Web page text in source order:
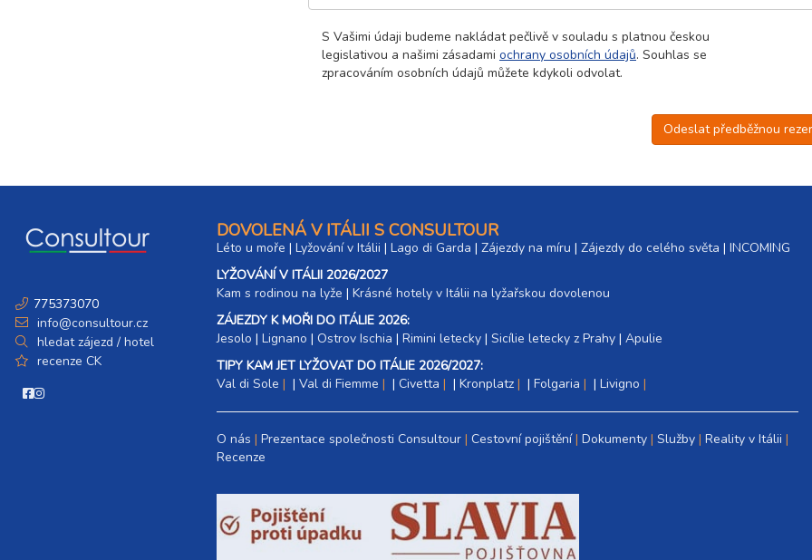
S Vašimi údaji budeme nakládat pečlivě v souladu s platnou českou
legislativou a našimi zásadami ochrany osobních údajů. Souhlas se
zpracováním osobních údajů můžete kdykoli odvolat.
Odeslat předběžnou
775373070
info@consultour.cz
hledat zájezd / hotel
recenze CK
DOVOLENÁ V ITÁLII S CONSULTOUR
Léto u moře | Lyžování v Itálii | Lago di Garda | Zájezdy na míru | Zájezdy do celého světa | INCOMING
LYŽOVÁNÍ V ITÁLII 2026/2027
Kam s rodinou na lyže |​ Krásné hotely v Itálii na lyžařskou dovolenou
ZÁJEZDY K MOŘI DO ITÁLIE 2026:
Jesolo | Lignano | Ostrov Ischia | Rimini letecky | Sicílie letecky z Prahy | Apulie
TIPY KAM JET LYŽOVAT DO ITÁLIE 2026/2027:
Val di Sole
| Val di Fiemme | Civetta | Kronplatz | Folgaria | Livigno
O nás Prezentace společnosti Consultour Cestovní pojištění Dokumenty Služby Reality v Itálii
Recenze